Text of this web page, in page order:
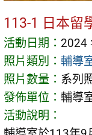
113-1 日本留
活動日期： 2024
照片類別： 輔導
照片數量： 系列
發佈單位： 輔導
活動說明：